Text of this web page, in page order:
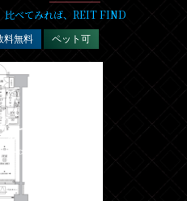
比べてみれば、REIT FIND
料無料 ペット可